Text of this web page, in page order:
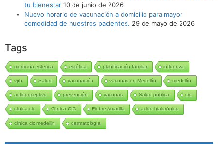
tu bienestar 10 de junio de 2026
Nuevo horario de vacunación a domicilio para mayor
comodidad de nuestros pacientes. 29 de mayo de 2026
Tags
medicina estetica estética planificación familiar influenza
vph Salud vacunación vacunas en Medellín medellín
anticonceptivo prevención vacunas Salud pública cic
clinica cic Clínica CIC Fiebre Amarilla ácido hialurónico
clinica cic medellin dermatología